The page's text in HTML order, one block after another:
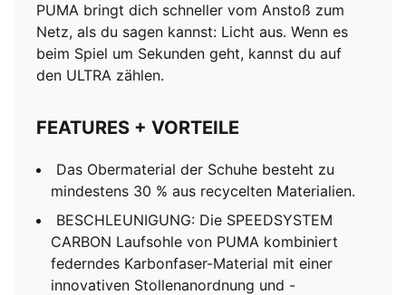
PUMA bringt dich schneller vom Anstoß zum
Netz, als du sagen kannst: Licht aus. Wenn es
beim Spiel um Sekunden geht, kannst du auf
den ULTRA zählen.
FEATURES + VORTEILE
Das Obermaterial der Schuhe besteht zu
mindestens 30 % aus recycelten Materialien.
BESCHLEUNIGUNG: Die SPEEDSYSTEM
CARBON Laufsohle von PUMA kombiniert
federndes Karbonfaser-Material mit einer
innovativen Stollenanordnung und -